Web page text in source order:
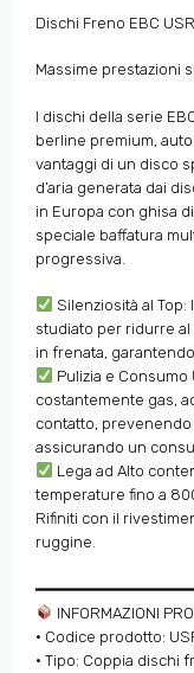
Dischi Freno EBC
Massime prestazioni
I dischi della serie
berline premium,
vantaggi di un disco
d’aria generata dai
in Europa con ghisa
speciale baffatura
progressiva.
Silenziosità al
studiato per ridurre
in frenata,
Pulizia e
costantemente gas,
contatto,
assicurando un
Lega ad Alto
temperature fino a
Rifiniti con il
ruggine.
INFORMAZIONI
• Codice prodotto:
• Tipo: Coppia dischi